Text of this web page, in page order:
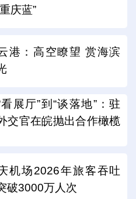
庆蓝”
港：高空瞭望 赏海滨
看展厅”到“谈落地”：驻
交官在皖抛出合作橄榄
机场2026年旅客吞吐
破3000万人次